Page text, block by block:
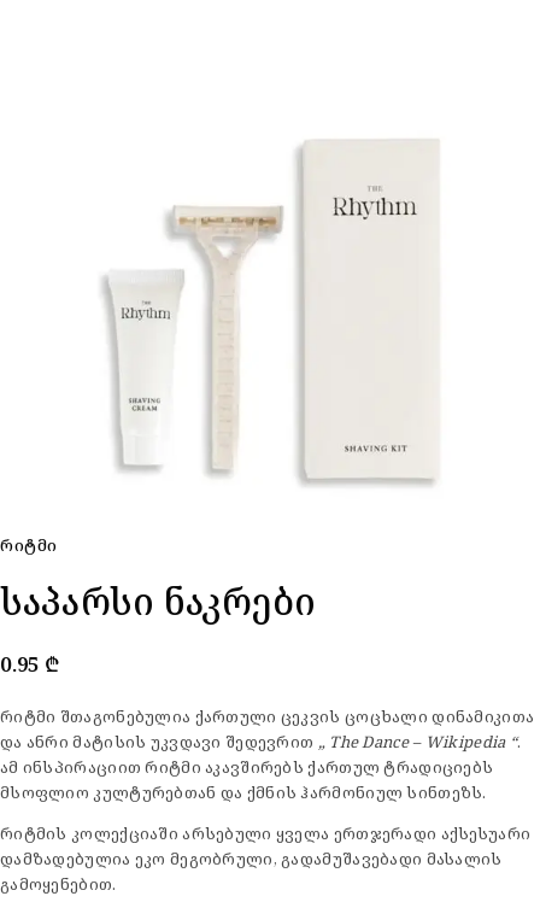
ᲠᲘᲢᲛᲘ
საპარსი ნაკრები
0.95 ₾
რიტმი შთაგონებულია ქართული ცეკვის ცოცხალი დინამიკითა
და ანრი მატისის უკვდავი შედევრით „ The Dance – Wikipedia “.
ამ ინსპირაციით რიტმი აკავშირებს ქართულ ტრადიციებს
მსოფლიო კულტურებთან და ქმნის ჰარმონიულ სინთეზს.
რიტმის კოლექციაში არსებული ყველა ერთჯერადი აქსესუარი
დამზადებულია ეკო მეგობრული, გადამუშავებადი მასალის
გამოყენებით.